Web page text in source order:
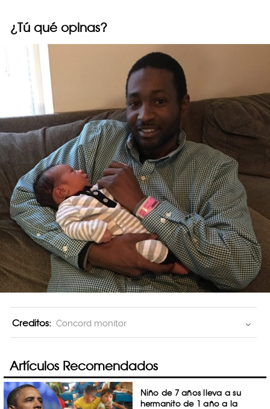
¿Tú qué opinas?
Creditos: Concord monitor
Artículos Recomendados
Niño de 7 años lleva a su
hermanito de 1 año a la